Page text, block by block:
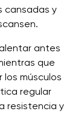
cansadas y
antes
que
músculos
regular
resistencia y